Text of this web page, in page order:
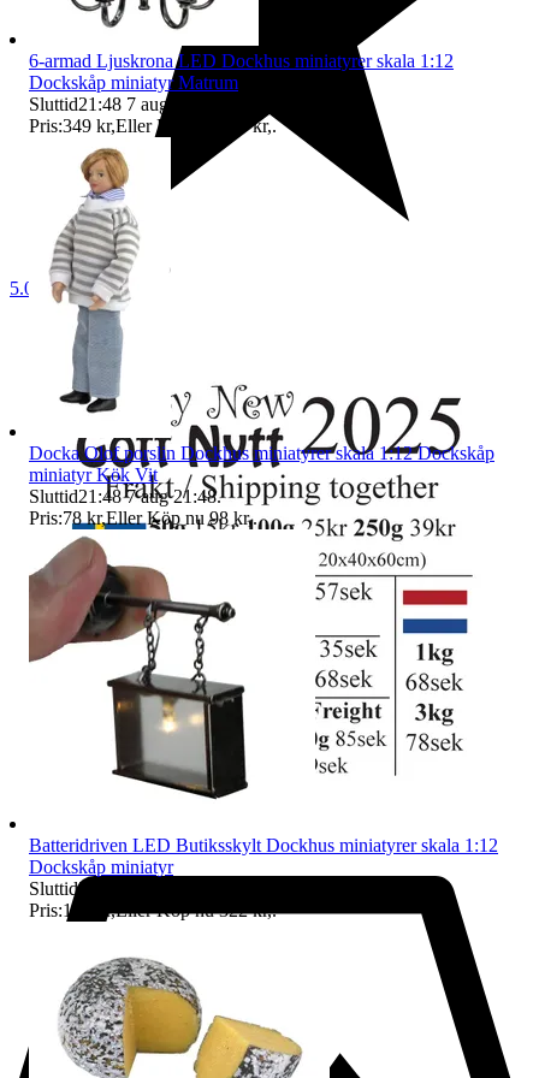
5.0
6-armad Ljuskrona LED Dockhus miniatyrer skala 1:12
Dockskåp miniatyr Matrum
Sluttid21:48 7 aug 21:48
Pris:349 kr,Eller Köp nu 399 kr,.
Docka Olof porslin Dockhus miniatyrer skala 1:12 Dockskåp
miniatyr Kök Vit
Sluttid21:48 7 aug 21:48.
Pris:78 kr,Eller Köp nu 98 kr,.
Batteridriven LED Butiksskylt Dockhus miniatyrer skala 1:12
Dockskåp miniatyr
Sluttid21:48
Pris:195 kr,Eller Köp nu 322 kr,.